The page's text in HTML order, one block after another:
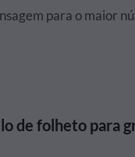
para o maior
de folheto para